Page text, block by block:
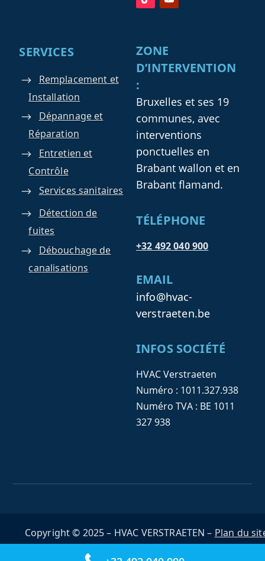
SERVICES
Remplacement et
Installation
Dépannage et
Réparation
Entretien et
Contrôle
Services sanitaires
Détection de
fuites
Débouchage de
canalisations
ZONE
D’INTERVENTION
:
Bruxelles et ses 19
communes, avec
interventions
ponctuelles en
Brabant wallon et en
Brabant flamand.
TÉLÉPHONE
+32 492 040 900
EMAIL
info@hvac-
verstraeten.be
INFOS SOCIÉTÉ
HVAC Verstraeten
Numéro : 1011.327.938
Numéro TVA : BE 1011
327 938
Copyright © 2025 – HVAC VERSTRAETEN – Plan du